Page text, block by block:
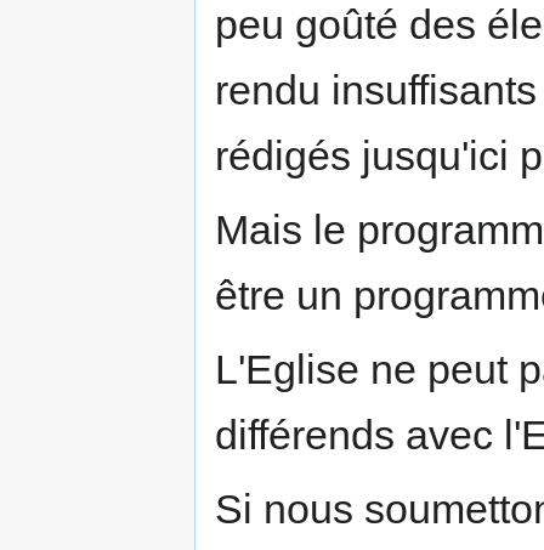
peu goûté des
rendu
rédigés jusqu'ici
Mais le
être un
L'Eglise ne peut
différends avec
Si nous